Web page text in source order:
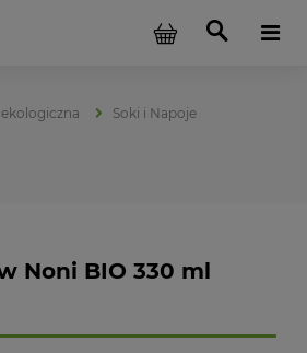
Soki i Napoje
Noni BIO 330 ml